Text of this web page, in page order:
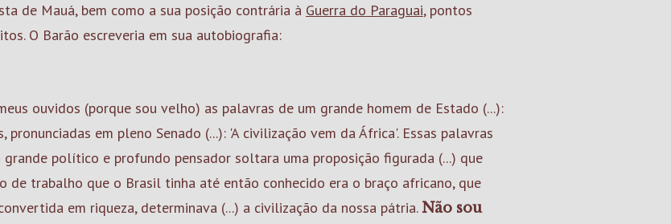
de Mauá, bem como a sua posição contrária à Guerra do Paraguai, pontos
O Barão escreveria em sua autobiografia:
ouvidos (porque sou velho) as palavras de um grande homem de Estado (...):
em pleno Senado (...): 'A civilização vem da África'. Essas palavras
político e profundo pensador soltara uma proposição figurada (...) que
de trabalho que o Brasil tinha até então conhecido era o braço africano, que
em riqueza, determinava (...) a civilização da nossa pátria. Não sou